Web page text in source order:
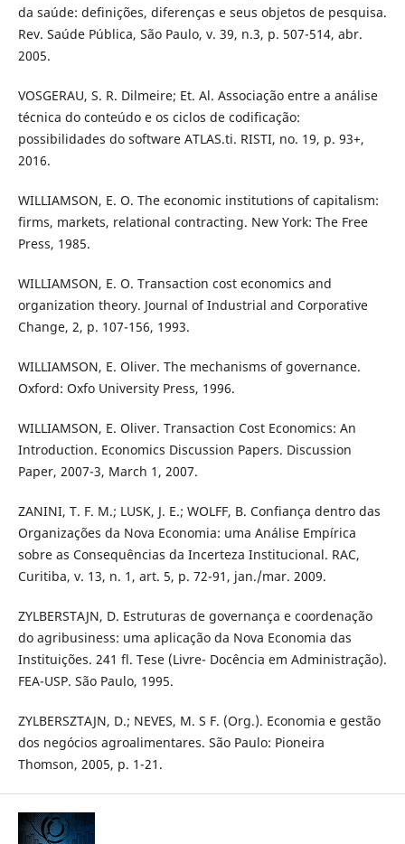
da saúde: definições, diferenças e seus objetos de pesquisa.
Rev. Saúde Pública, São Paulo, v. 39, n.3, p. 507-514, abr.
2005.
VOSGERAU, S. R. Dilmeire; Et. Al. Associação entre a análise
técnica do conteúdo e os ciclos de codificação:
possibilidades do software ATLAS.ti. RISTI, no. 19, p. 93+,
2016.
WILLIAMSON, E. O. The economic institutions of capitalism:
firms, markets, relational contracting. New York: The Free
Press, 1985.
WILLIAMSON, E. O. Transaction cost economics and
organization theory. Journal of Industrial and Corporative
Change, 2, p. 107-156, 1993.
WILLIAMSON, E. Oliver. The mechanisms of governance.
Oxford: Oxfo University Press, 1996.
WILLIAMSON, E. Oliver. Transaction Cost Economics: An
Introduction. Economics Discussion Papers. Discussion
Paper, 2007-3, March 1, 2007.
ZANINI, T. F. M.; LUSK, J. E.; WOLFF, B. Confiança dentro das
Organizações da Nova Economia: uma Análise Empírica
sobre as Consequências da Incerteza Institucional. RAC,
Curitiba, v. 13, n. 1, art. 5, p. 72-91, jan./mar. 2009.
ZYLBERSTAJN, D. Estruturas de governança e coordenação
do agribusiness: uma aplicação da Nova Economia das
Instituições. 241 fl. Tese (Livre- Docência em Administração).
FEA-USP. São Paulo, 1995.
ZYLBERSZTAJN, D.; NEVES, M. S F. (Org.). Economia e gestão
dos negócios agroalimentares. São Paulo: Pioneira
Thomson, 2005, p. 1-21.